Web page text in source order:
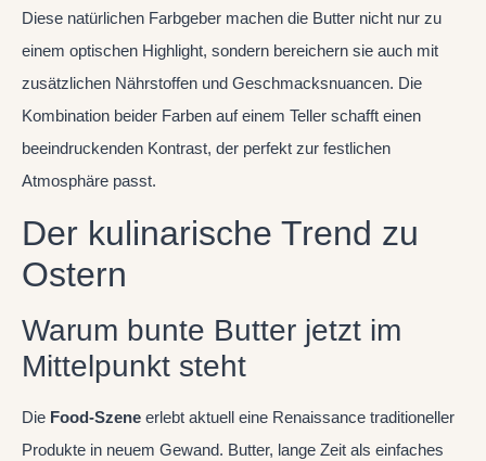
Diese natürlichen Farbgeber machen die Butter nicht nur zu
einem optischen Highlight, sondern bereichern sie auch mit
zusätzlichen Nährstoffen und Geschmacksnuancen. Die
Kombination beider Farben auf einem Teller schafft einen
beeindruckenden Kontrast, der perfekt zur festlichen
Atmosphäre passt.
Der kulinarische Trend zu
Ostern
Warum bunte Butter jetzt im
Mittelpunkt steht
Die Food-Szene erlebt aktuell eine Renaissance traditioneller
Produkte in neuem Gewand. Butter, lange Zeit als einfaches